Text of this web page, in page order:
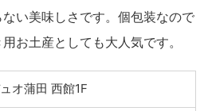
い美味しさです。個包装なので
お土産としても大人気です。
オ蒲田 西館1F